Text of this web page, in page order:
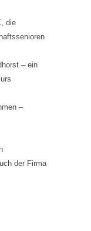
die
– ein
–
der Firma